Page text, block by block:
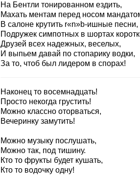
На Бентли тонированном ездить,
Махать ментам перед носом
В салоне крутить r«n»b-ишные песни,
Подружек симпотных в шортах
Друзей всех надежных, веселых,
И выпьем давай по стопарику водки,
За то, чтоб был лидером в спорах!
Наконец то восемнадцать!
Просто некогда грустить!
Можно классно оторваться,
Вечеринку замутить!
Можно музыку послушать,
Можно так, под тишину.
Кто то фрукты будет кушать,
Кто то водочку одну!